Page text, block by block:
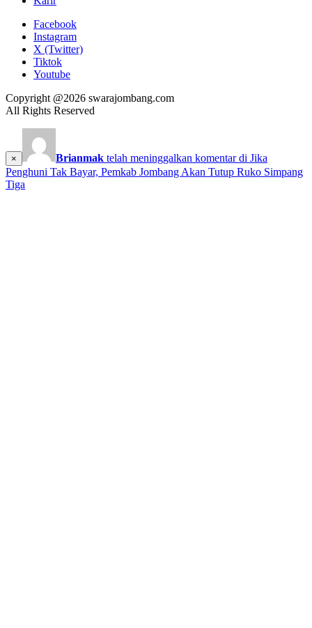
Facebook
Instagram
X (Twitter)
Tiktok
Youtube
Copyright @2026 swarajombang.com
All Rights Reserved
× Brianmak telah meninggalkan komentar di Jika
Penghuni Tak Bayar, Pemkab Jombang Akan Tutup Ruko Simpang
Tiga